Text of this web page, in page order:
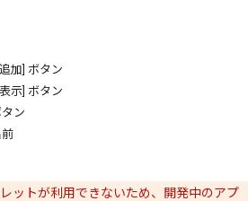
加] ボタン
示] ボタン
ン
ットが利用できないため、開発中のアプ